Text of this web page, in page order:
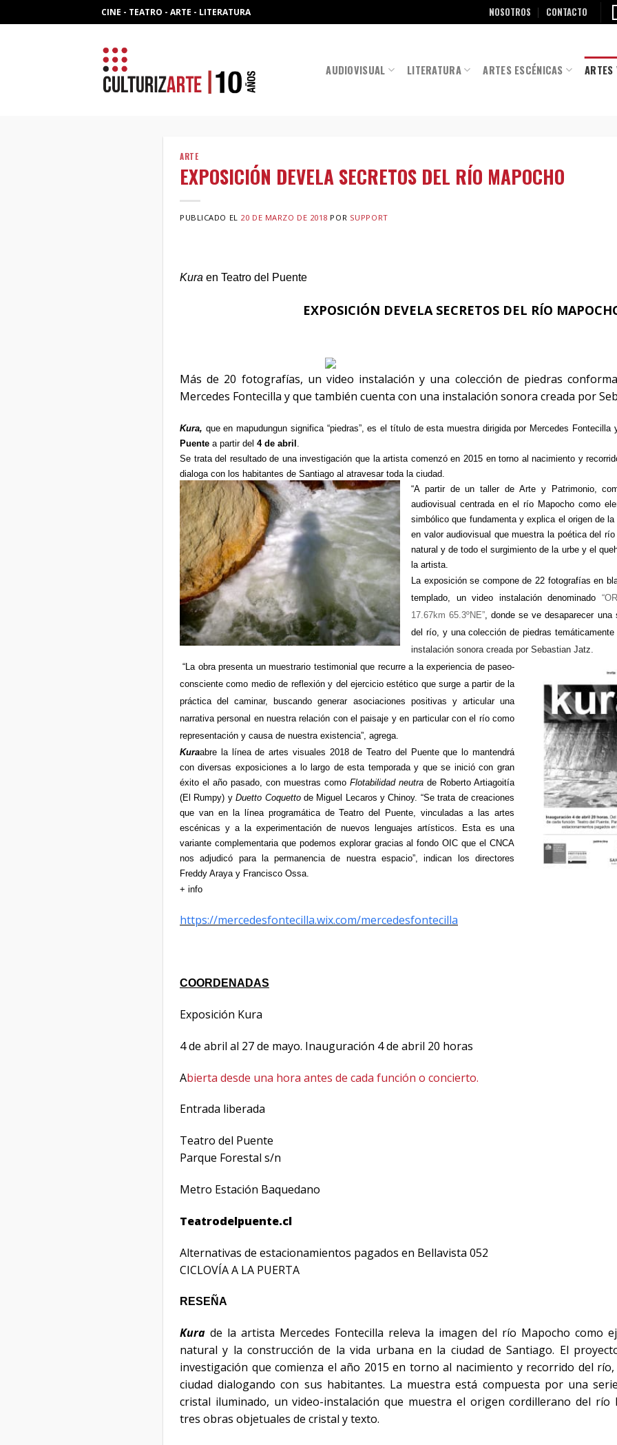
to
CINE - TEATRO - ARTE - LITERATURA NOSOTROS CONTACTO
AUDIOVISUAL LITERATURA ARTES ESCÉNICAS ARTES
ARTE
EXPOSICIÓN DEVELA SECRETOS DEL RÍO MAPOCHO
PUBLICADO EL 20 DE MARZO DE 2018 POR SUPPORT
Kura en Teatro del Puente
EXPOSICIÓN DEVELA SECRETOS DEL RÍO
Más de 20 fotografías, un video instalación y una colección de piedras
Mercedes Fontecilla y que también cuenta con una instalación sonora creada por
Kura, que en mapudungun significa “piedras”, es el título de esta muestra dirigida por Mercedes
Puente a partir del 4 de abril
Se trata del resultado de una investigación que la artista comenzó en 2015 en torno al nacimiento y
dialoga con los habitantes de Santiago al atravesar toda la ciudad.
“A partir de un taller de Arte y Patrimonio,
audiovisual centrada en el río Mapocho como
simbólico que fundamenta y explica el origen de
en valor audiovisual que muestra la poética del
natural y de todo el surgimiento de la urbe y el
la artista.
La exposición se compone de 22 fotografías en
templado, un video instalación denominado
17.67km 65.3ºNE” , donde se ve desaparecer
del río, y una colección de piedras
instalación sonora creada por Sebastian Jatz.
“La obra presenta un muestrario testimonial que recurre a la experiencia de paseo-
consciente como medio de reflexión y del ejercicio estético que surge a partir de la
práctica del caminar, buscando generar asociaciones positivas y articular una
narrativa personal en nuestra relación con el paisaje y en particular con el río como
representación y causa de nuestra existencia”, agrega.
Kuraabre la línea de artes visuales 2018 de Teatro del Puente que lo mantendrá
con diversas exposiciones a lo largo de esta temporada y que se inició con gran
éxito el año pasado, con muestras como Flotabilidad neutra de Roberto Artiagoitía
(El Rumpy) yDuetto Coquettode Miguel Lecaros y Chinoy. “Se trata de creaciones
que van en la línea programática de Teatro del Puente, vinculadas a las artes
escénicas y a la experimentación de nuevos lenguajes artísticos. Esta es una
variante complementaria que podemos explorar gracias al fondo OIC que el CNCA
nos adjudicó para la permanencia de nuestra espacio”, indican los directores
Freddy Araya y Francisco Ossa.
+ info
https://mercedesfontecilla.wix.com/mercedesfontecilla
COORDENADAS
Exposición Kura
4 de abril al 27 de mayo. Inauguración 4 de abril 20 horas
Abierta desde una hora antes de cada función o concierto.
Entrada liberada
Teatro del Puente
Parque Forestal s/n
Metro Estación Baquedano
Teatrodelpuente.cl
Alternativas de estacionamientos pagados en Bellavista 052
CICLOVÍA A LA PUERTA
RESEÑA
Kura de la artista Mercedes Fontecilla releva la imagen del río Mapocho como
natural y la construcción de la vida urbana en la ciudad de Santiago. El
investigación que comienza el año 2015 en torno al nacimiento y recorrido del
ciudad dialogando con sus habitantes. La muestra está compuesta por una
cristal iluminado, un video-instalación que muestra el origen cordillerano del río
tres obras objetuales de cristal y texto.